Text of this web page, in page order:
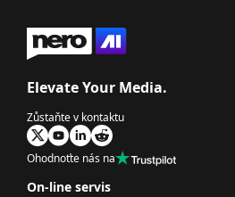
Elevate Your Media.
Zůstaňte v kontaktu
Ohodnoťte nás na
On-line servis